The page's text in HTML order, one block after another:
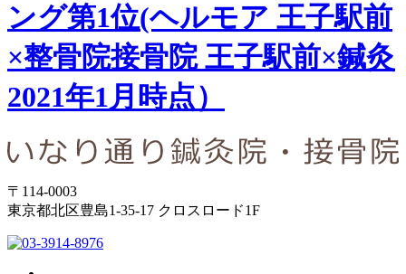
ング第1位(ヘルモア 王子駅前
×整骨院接骨院 王子駅前×鍼灸
2021年1月時点）
〒114-0003
東京都北区豊島1-35-17 クロスロード1F